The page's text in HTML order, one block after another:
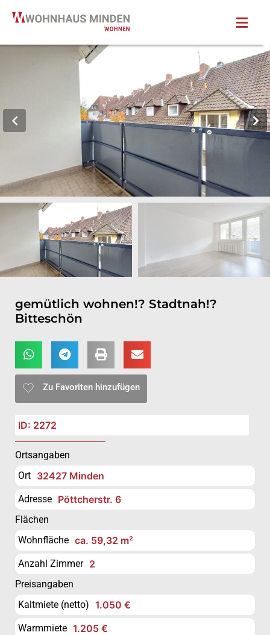
gemütlich wohnen!? Stadtnah!?
Bitteschön
Zu Favoriten hinzufügen
ID: 2272
Ortsangaben
Ort 32427 Minden
Adresse Pöttcherstr. 6
Flächen
Wohnfläche ca. 59,32 m²
Anzahl Zimmer 2
Preisangaben
Kaltmiete (netto) 1.050 €
Warmmiete 1.205 €